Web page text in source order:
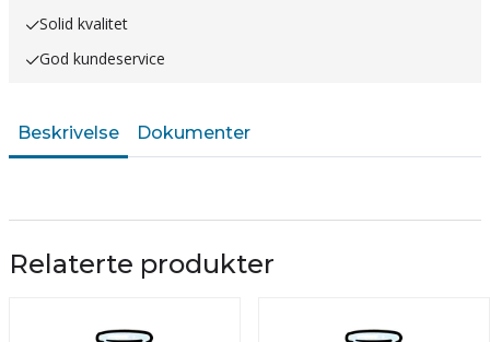
Solid kvalitet
God kundeservice
Beskrivelse Dokumenter
Relaterte produkter